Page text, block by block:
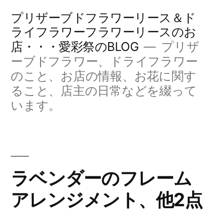
プリザーブドフラワーリース＆ド
ライフラワーフラワーリースのお
店・・・愛彩祭のBLOG
プリザ
ーブドフラワー、ドライフラワー
のこと、お店の情報、お花に関す
ること、店主の日常などを綴って
います。
ラベンダーのフレーム
アレンジメント、他2点